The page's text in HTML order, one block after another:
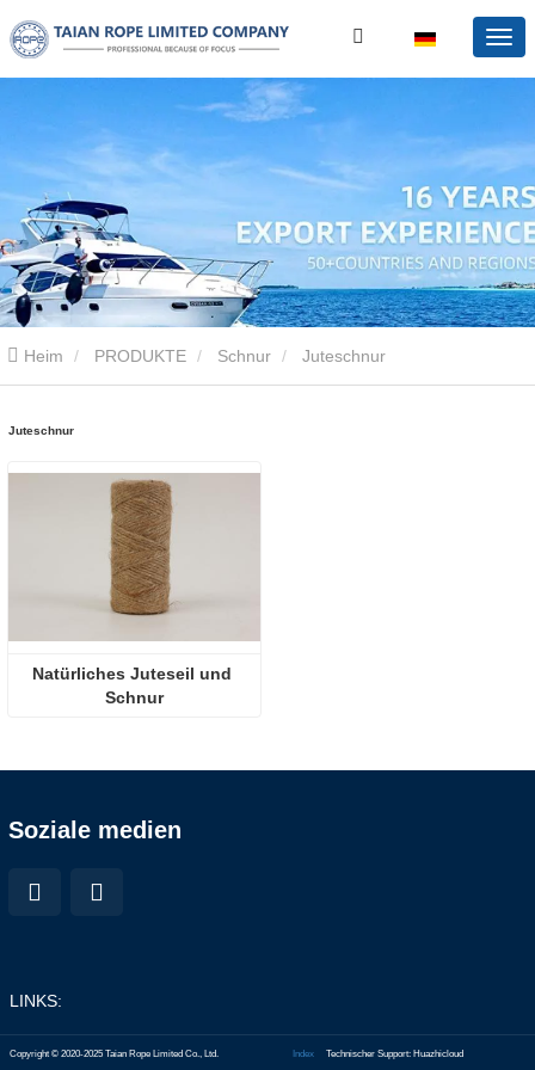
Heim PRODUKTE Schnur Juteschnur
Juteschnur
Natürliches Juteseil und
Schnur
Soziale medien
LINKS:
Copyright © 2020-2025 Taian Rope Limited Co., Ltd. Technischer Support: Huazhicloud
Index